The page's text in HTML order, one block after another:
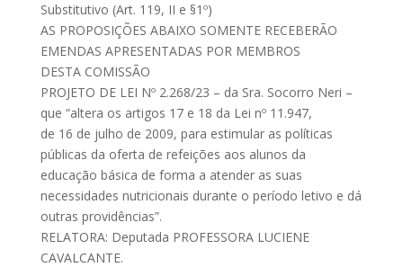
Substitutivo (Art. 119, II e §1º)
AS PROPOSIÇÕES ABAIXO SOMENTE RECEBERÃO
EMENDAS APRESENTADAS POR MEMBROS
DESTA COMISSÃO
PROJETO DE LEI Nº 2.268/23 – da Sra. Socorro Neri –
que “altera os artigos 17 e 18 da Lei nº 11.947,
de 16 de julho de 2009, para estimular as políticas
públicas da oferta de refeições aos alunos da
educação básica de forma a atender as suas
necessidades nutricionais durante o período letivo e dá
outras providências”.
RELATORA: Deputada PROFESSORA LUCIENE
CAVALCANTE.